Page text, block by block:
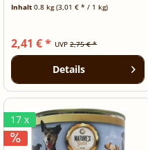
Inhalt0.8 kg(3,01 € * / 1 kg)
UVP2,75 € *
2,41 € *
Details
17 x